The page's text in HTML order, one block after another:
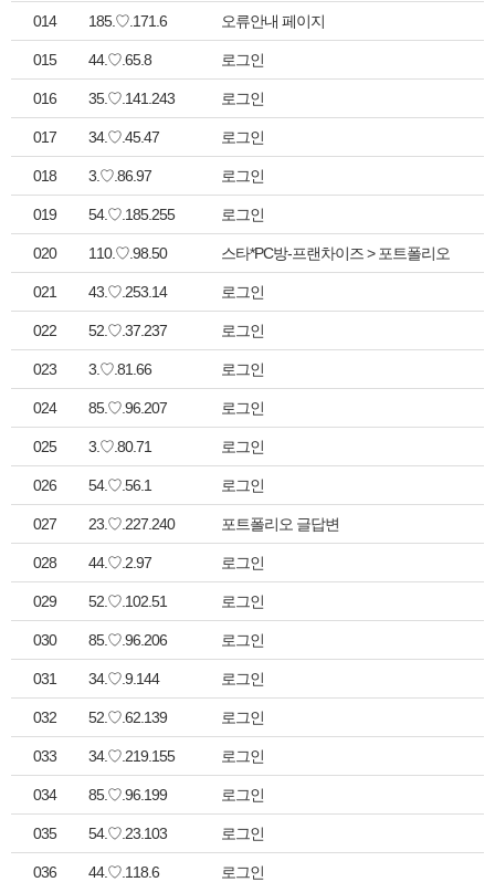
014 185.♡.171.6 오류안내 페이지
015 44.♡.65.8 로그인
016 35.♡.141.243 로그인
017 34.♡.45.47 로그인
018 3.♡.86.97 로그인
019 54.♡.185.255 로그인
020 110.♡.98.50 스타*PC방-프랜차이즈 > 포트폴리오
021 43.♡.253.14 로그인
022 52.♡.37.237 로그인
023 3.♡.81.66 로그인
024 85.♡.96.207 로그인
025 3.♡.80.71 로그인
026 54.♡.56.1 로그인
027 23.♡.227.240 포트폴리오 글답변
028 44.♡.2.97 로그인
029 52.♡.102.51 로그인
030 85.♡.96.206 로그인
031 34.♡.9.144 로그인
032 52.♡.62.139 로그인
033 34.♡.219.155 로그인
034 85.♡.96.199 로그인
035 54.♡.23.103 로그인
036 44.♡.118.6 로그인